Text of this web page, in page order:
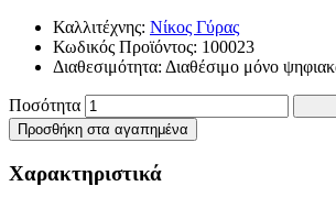
Καλλιτέχνης: Νίκος Γύρας
Κωδικός Προϊόντος: 100023
Διαθεσιμότητα: Διαθέσιμο μόνο
Ποσότητα
Προσθήκη στα αγαπημένα
Χαρακτηριστικά